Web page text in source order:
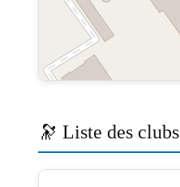
🔭 Liste des clubs